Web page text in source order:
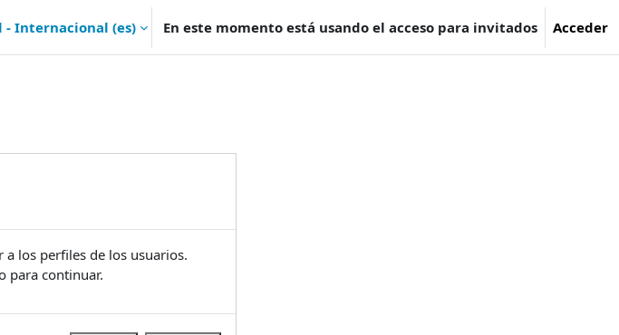
- Internacional ‎(es)‎ En este momento está usando el acceso para invitados Acceder
a los perfiles de los usuarios.
para continuar.